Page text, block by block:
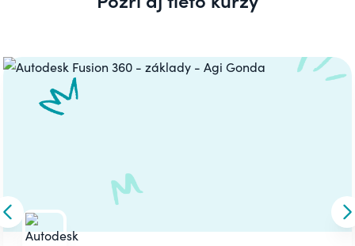
Carousel
Skip to previous slide